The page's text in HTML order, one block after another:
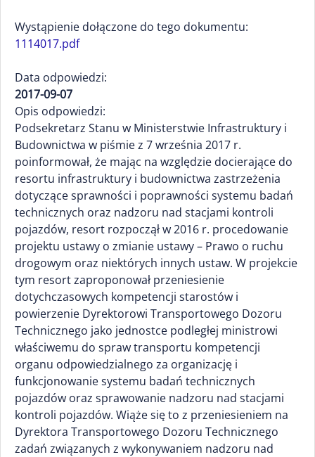
Wystąpienie dołączone do tego dokumentu:
1114017.pdf
Data odpowiedzi:
2017-09-07
Opis odpowiedzi:
Podsekretarz Stanu w Ministerstwie Infrastruktury i
Budownictwa w piśmie z 7 września 2017 r.
poinformował, że mając na względzie docierające do
resortu infrastruktury i budownictwa zastrzeżenia
dotyczące sprawności i poprawności systemu badań
technicznych oraz nadzoru nad stacjami kontroli
pojazdów, resort rozpoczął w 2016 r. procedowanie
projektu ustawy o zmianie ustawy – Prawo o ruchu
drogowym oraz niektórych innych ustaw. W projekcie
tym resort zaproponował przeniesienie
dotychczasowych kompetencji starostów i
powierzenie Dyrektorowi Transportowego Dozoru
Technicznego jako jednostce podległej ministrowi
właściwemu do spraw transportu kompetencji
organu odpowiedzialnego za organizację i
funkcjonowanie systemu badań technicznych
pojazdów oraz sprawowanie nadzoru nad stacjami
kontroli pojazdów. Wiąże się to z przeniesieniem na
Dyrektora Transportowego Dozoru Technicznego
zadań związanych z wykonywaniem nadzoru nad